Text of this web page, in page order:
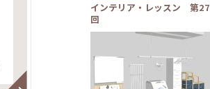
インテリア・レッスン 第27
回